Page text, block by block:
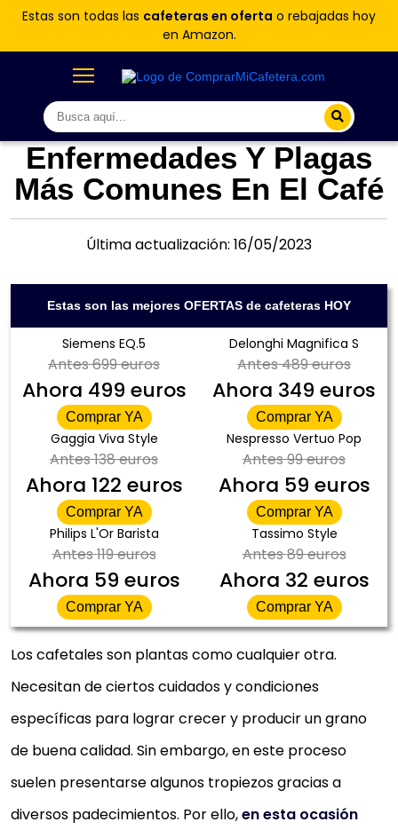
Estas son todas las cafeteras en oferta o rebajadas hoy
en Amazon.
Enfermedades Y Plagas
Más Comunes En El Café
Última actualización: 16/05/2023
Estas son las mejores OFERTAS de cafeteras HOY
Siemens EQ.5
Antes699 euros
Ahora 499 euros
Comprar YA
Delonghi Magnifica S
Antes489 euros
Ahora 349 euros
Comprar YA
Gaggia Viva Style
Antes138 euros
Ahora 122 euros
Comprar YA
Nespresso Vertuo Pop
Antes99 euros
Ahora 59 euros
Comprar YA
Philips L'Or Barista
Antes119 euros
Ahora 59 euros
Comprar YA
Tassimo Style
Antes89 euros
Ahora 32 euros
Comprar YA
Los cafetales son plantas como cualquier otra.
Necesitan de ciertos cuidados y condiciones
específicas para lograr crecer y producir un grano
de buena calidad. Sin embargo, en este proceso
suelen presentarse algunos tropiezos gracias a
diversos padecimientos. Por ello,en esta ocasión